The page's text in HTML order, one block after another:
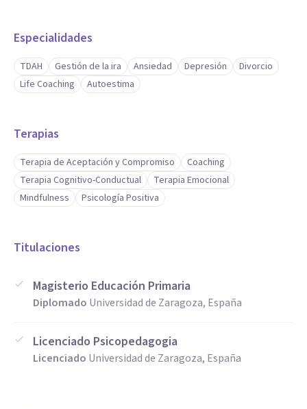
Especialidades
TDAH Gestión de la ira Ansiedad Depresión
Divorcio
Life Coaching
Autoestima
Terapias
Terapia de Aceptación y Compromiso
Coaching
Terapia Cognitivo-Conductual
Terapia Emocional
Mindfulness
Psicología Positiva
Titulaciones
Magisterio Educación Primaria
Diplomado Universidad de Zaragoza, España
Licenciado Psicopedagogia
Licenciado Universidad de Zaragoza, España